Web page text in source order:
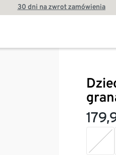
30 dni na zwrot zamówienia